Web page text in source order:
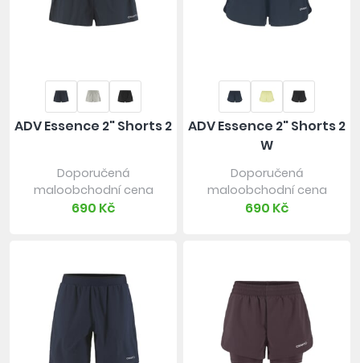
ADV Essence 2" Shorts 2
Doporučená
maloobchodní cena
690 Kč
ADV Essence 2" Shorts 2
W
Doporučená
maloobchodní cena
690 Kč